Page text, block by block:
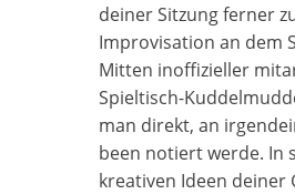
deiner Sitzung ferner
Improvisation an dem
Mitten inoffizieller
Spieltisch-
man direkt, an
been notiert werde. In
kreativen Ideen deiner